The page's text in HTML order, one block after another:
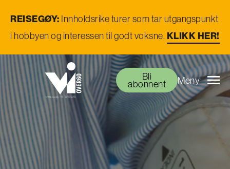
REISEGØY: Innholdsrike turer som tar utgangspunkt
i hobbyen og interessen til godt voksne.KLIKK HER!
Bli
abonnent Meny